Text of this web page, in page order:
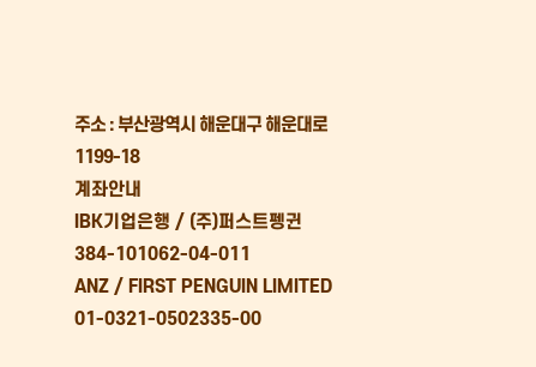
주소 : 부산광역시 해운대구 해운대로
1199-18
계좌안내
IBK기업은행 / (주)퍼스트펭귄
384-101062-04-011
ANZ / FIRST PENGUIN LIMITED
01-0321-0502335-00